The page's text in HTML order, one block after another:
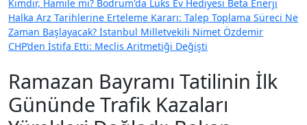
Kimdir, Hamile mi? Bodrum'da Lüks Ev Hediyesi Beta Enerji
Halka Arz Tarihlerine Erteleme Kararı: Talep Toplama Süreci Ne
Zaman Başlayacak? İstanbul Milletvekili Nimet Özdemir
CHP’den İstifa Etti: Meclis Aritmetiği Değişti
Ramazan Bayramı Tatilinin İlk
Gününde Trafik Kazaları